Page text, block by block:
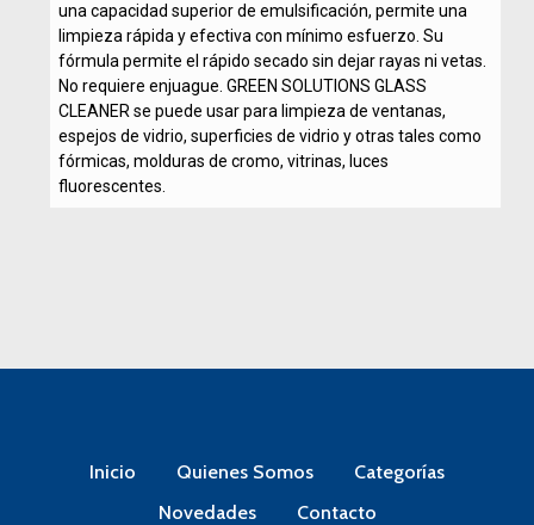
una capacidad superior de emulsificación, permite una
limpieza rápida y efectiva con mínimo esfuerzo. Su
fórmula permite el rápido secado sin dejar rayas ni vetas.
No requiere enjuague. GREEN SOLUTIONS GLASS
CLEANER se puede usar para limpieza de ventanas,
espejos de vidrio, superficies de vidrio y otras tales como
fórmicas, molduras de cromo, vitrinas, luces
fluorescentes.
Inicio Quienes Somos
Categorías
Novedades
Contacto